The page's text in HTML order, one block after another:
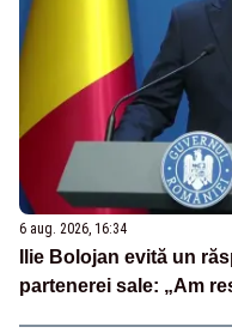
6 aug. 2026, 16:34
Ilie Bolojan evită un
partenerei sale: „Am